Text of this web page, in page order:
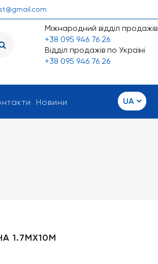
Міжнародний відділ продажів
+38 095 946 76 26
Відділ продажів по Україні
+38 095 946 76 26
Новини UA
1.7МХ10М